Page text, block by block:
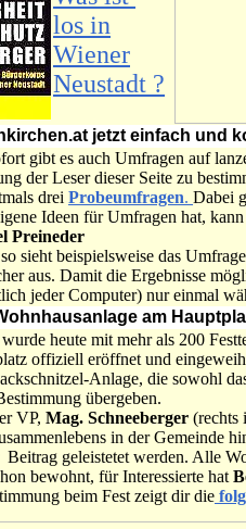
los in
Wiener
Neustadt ?
jetzt einfach und
gibt es auch Umfragen auf
der Leser dieser Seite zu
drei Probeumfragen. Dabei
Ideen für Umfragen hat,
Preineder
sieht beispielsweise das
aus. Damit die Ergebnisse
jeder Computer) nur einmal
am
heute mit mehr als 200
offiziell eröffnet und
Anlage, die sowohl
übergeben.
VP, Mag. Schneeberger (rechts
in der Gemeinde
geleistetet werden. Alle
bewohnt, für Interessierte hat
beim Fest zeigt dir die